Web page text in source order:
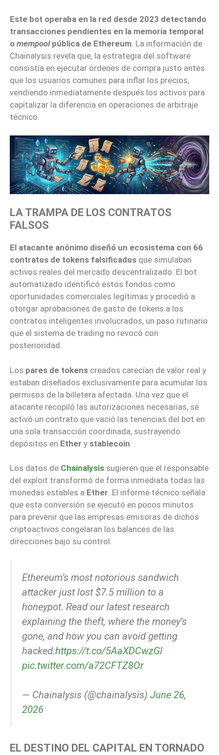
Este bot operaba en la red desde 2023 detectando
transacciones pendientes en la memoria temporal
o mempoolpública de Ethereum . La información de
Chainalysis revela que, la estrategia del software
consistía en ejecutar órdenes de compra justo antes
que los usuarios comunes para inflar los precios,
vendiendo inmediatamente después los activos para
capitalizar la diferencia en operaciones de arbitraje
técnico.
LA TRAMPA DE LOS CONTRATOS
FALSOS
El atacante anónimo diseñó un ecosistema con 66
contratos de tokens falsificados que simulaban
activos reales del mercado descentralizado. El bot
automatizado identificó estos fondos como
oportunidades comerciales legítimas y procedió a
otorgar aprobaciones de gasto de tokens a los
contratos inteligentes involucrados, un paso rutinario
que el sistema de trading no revocó con
posterioridad.
Los pares de tokens creados carecían de valor real y
estaban diseñados exclusivamente para acumular los
permisos de la billetera afectada. Una vez que el
atacante recopiló las autorizaciones necesarias, se
activó un contrato que vació las tenencias del bot en
una sola transacción coordinada, sustrayendo
depósitos en Ether y stablecoin
Los datos de Chainalysis sugieren que el responsable
del exploit transformó de forma inmediata todas las
monedas estables a Ether. El informe técnico señala
que esta conversión se ejecutó en pocos minutos
para prevenir que las empresas emisoras de dichos
criptoactivos congelaran los balances de las
direcciones bajo su control.
Ethereum’s most notorious sandwich
attacker just lost $7.5 million to a
honeypot. Read our latest research
explaining the theft, where the money’s
gone, and how you can avoid getting
hacked.https://t.co/5AaXDCwzGI
pic.twitter.com/a72CFTZ8Or
— Chainalysis (@chainalysis) June 26,
2026
EL DESTINO DEL CAPITAL EN TORNADO